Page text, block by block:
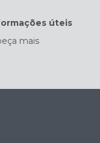
úteis
mais